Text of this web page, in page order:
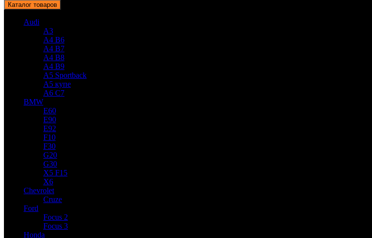
Каталог товаров
Audi
A3
A4 B6
A4 B7
A4 B8
A4 B9
A5 Sportback
A5 купе
A6 C7
BMW
E60
E90
E92
F10
F30
G20
G30
X5 F15
X6
Chevrolet
Cruze
Ford
Focus 2
Focus 3
Honda